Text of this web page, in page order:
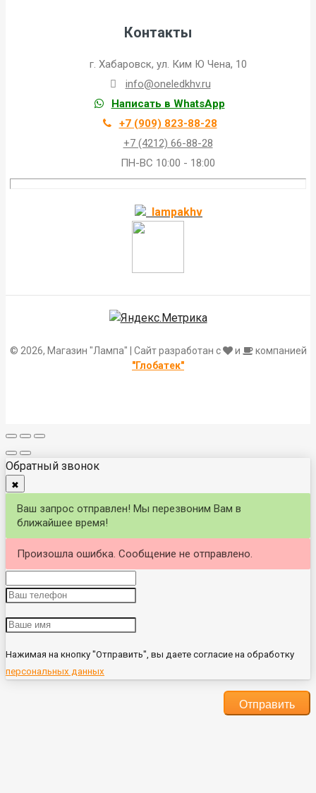
Контакты
г. Хабаровск, ул. Ким Ю Чена, 10
info@oneledkhv.ru
Написать в WhatsApp
+7 (909) 823-88-28
+7 (4212) 66-88-28
ПН-ВС 10:00 - 18:00
lampakhv
© 2026, Магазин "Лампа" | Сайт разработан с и
компанией
"Глобатек"
Обратный звонок
✖
Ваш запрос отправлен! Мы перезвоним Вам в
ближайшее время!
Произошла ошибка. Сообщение не отправлено.
Нажимая на кнопку "Отправить", вы даете согласие на обработку
персональных данных
Отправить